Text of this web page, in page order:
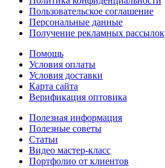
Пользовательское соглашение
Персональные данные
Получение рекламных рассылок
Помощь
Условия оплаты
Условия доставки
Карта сайта
Верификация оптовика
Полезная информация
Полезные советы
Статьи
Видео мастер-класс
Портфолио от клиентов